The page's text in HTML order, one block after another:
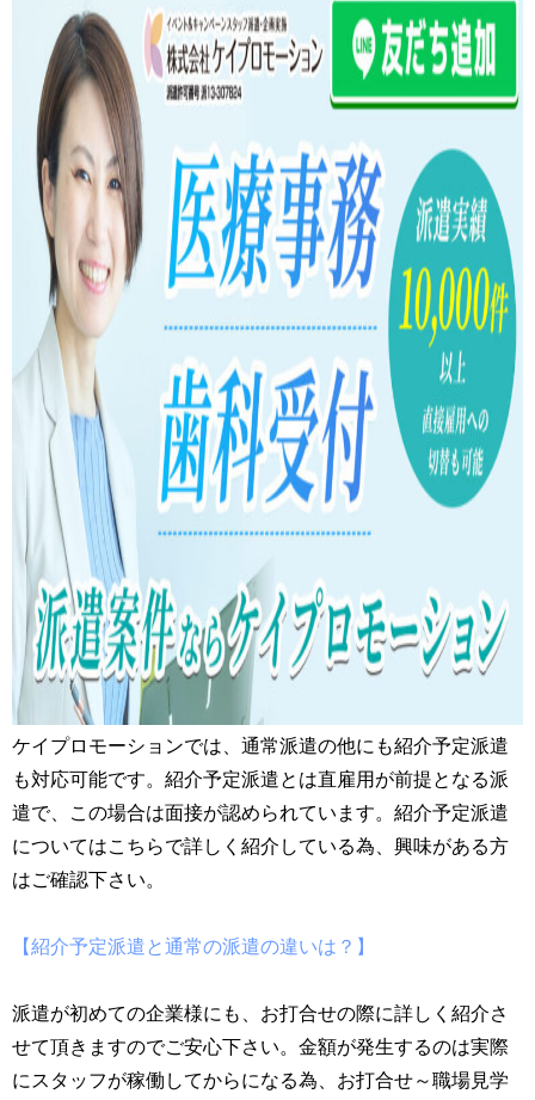
ケイプロモーションでは、通常派遣の他にも紹介予定派遣
も対応可能です。紹介予定派遣とは直雇用が前提となる派
遣で、この場合は面接が認められています。紹介予定派遣
についてはこちらで詳しく紹介している為、興味がある方
はご確認下さい。
【紹介予定派遣と通常の派遣の違いは？】
派遣が初めての企業様にも、お打合せの際に詳しく紹介さ
せて頂きますのでご安心下さい。金額が発生するのは実際
にスタッフが稼働してからになる為、お打合せ～職場見学